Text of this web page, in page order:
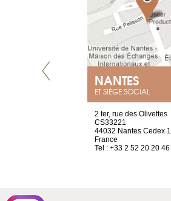
NANTES
ET SIÈGE SOCIAL
2 ter, rue des Olivettes
CS33221
44032 Nantes Cedex 1
France
Tel : +33 2 52 20 20 46